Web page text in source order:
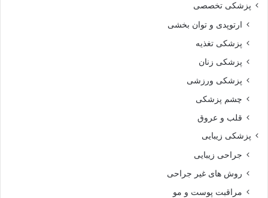
پزشکی تخصصی
ارتوپدی و توان بخشی
پزشکی تغذیه
پزشکی زنان
پزشکی ورزشی
چشم پزشکی
قلب و عروق
پزشکی زیبایی
جراحی زیبایی
روش های غیر جراحی
مراقبت پوست و مو